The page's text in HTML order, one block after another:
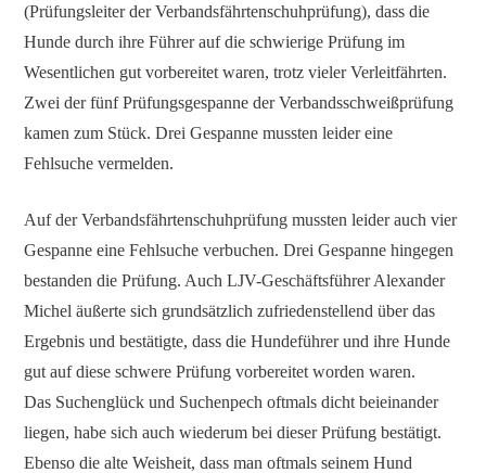
(Prüfungsleiter der Verbandsfährtenschuhprüfung), dass die
Hunde durch ihre Führer auf die schwierige Prüfung im
Wesentlichen gut vorbereitet waren, trotz vieler Verleitfährten.
Zwei der fünf Prüfungsgespanne der Verbandsschweißprüfung
kamen zum Stück. Drei Gespanne mussten leider eine
Fehlsuche vermelden.
Auf der Verbandsfährtenschuhprüfung mussten leider auch vier
Gespanne eine Fehlsuche verbuchen. Drei Gespanne hingegen
bestanden die Prüfung. Auch LJV-Geschäftsführer Alexander
Michel äußerte sich grundsätzlich zufriedenstellend über das
Ergebnis und bestätigte, dass die Hundeführer und ihre Hunde
gut auf diese schwere Prüfung vorbereitet worden waren.
Das Suchenglück und Suchenpech oftmals dicht beieinander
liegen, habe sich auch wiederum bei dieser Prüfung bestätigt.
Ebenso die alte Weisheit, dass man oftmals seinem Hund